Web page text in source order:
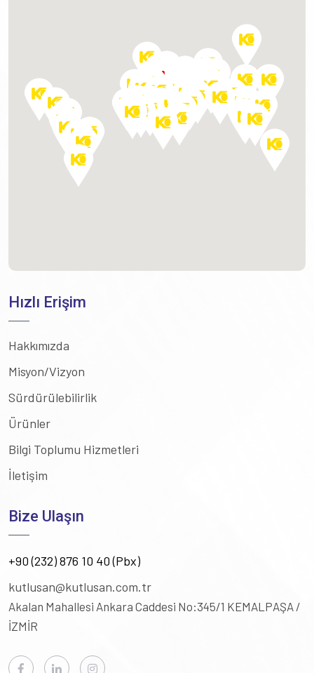
Hızlı Erişim
Hakkımızda
Misyon/Vizyon
Sürdürülebilirlik
Ürünler
Bilgi Toplumu Hizmetleri
İletişim
Bize Ulaşın
+90 (232) 876 10 40 (Pbx)
kutlusan@kutlusan.com.tr
Akalan Mahallesi Ankara Caddesi No:345/1 KEMALPAŞA /
İZMİR